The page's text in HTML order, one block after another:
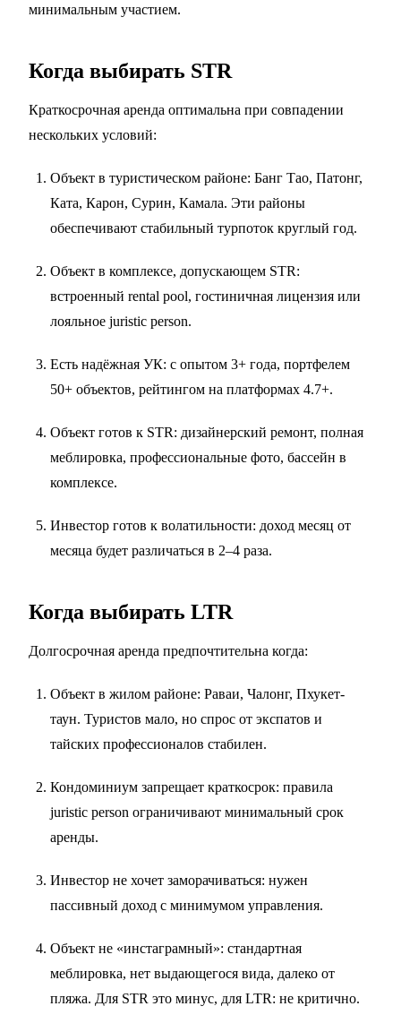
минимальным участием.
Когда выбирать STR
Краткосрочная аренда оптимальна при совпадении
нескольких условий:
Объект в туристическом районе: Банг Тао, Патонг,
Ката, Карон, Сурин, Камала. Эти районы
обеспечивают стабильный турпоток круглый год.
Объект в комплексе, допускающем STR:
встроенный rental pool, гостиничная лицензия или
лояльное juristic person.
Есть надёжная УК: с опытом 3+ года, портфелем
50+ объектов, рейтингом на платформах 4.7+.
Объект готов к STR: дизайнерский ремонт, полная
меблировка, профессиональные фото, бассейн в
комплексе.
Инвестор готов к волатильности: доход месяц от
месяца будет различаться в 2–4 раза.
Когда выбирать LTR
Долгосрочная аренда предпочтительна когда:
Объект в жилом районе: Раваи, Чалонг, Пхукет-
таун. Туристов мало, но спрос от экспатов и
тайских профессионалов стабилен.
Кондоминиум запрещает краткосрок: правила
juristic person ограничивают минимальный срок
аренды.
Инвестор не хочет заморачиваться: нужен
пассивный доход с минимумом управления.
Объект не «инстаграмный»: стандартная
меблировка, нет выдающегося вида, далеко от
пляжа. Для STR это минус, для LTR: не критично.